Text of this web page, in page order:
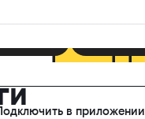
в приложении